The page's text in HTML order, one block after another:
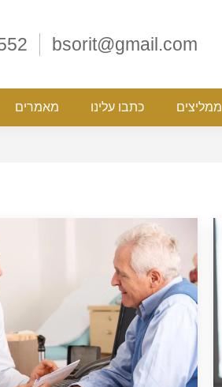
bsorit@gmail.com
ממליצים כתבו עלינו מאמרים